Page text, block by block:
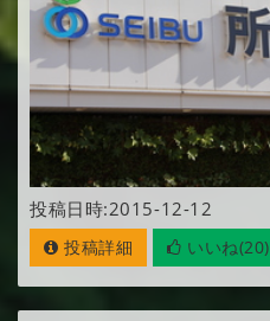
投稿日時:2015-12-12
投稿詳細 いいね(20)